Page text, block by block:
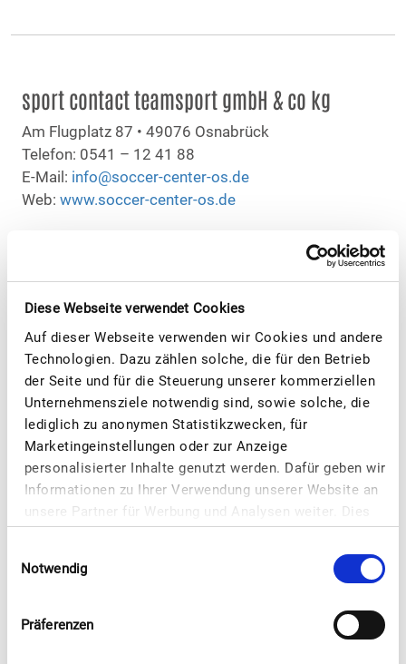
Diese Webseite verwendet Cookies
Auf dieser Webseite verwenden wir Cookies und andere
Technologien. Dazu zählen solche, die für den Betrieb
der Seite und für die Steuerung unserer kommerziellen
Unternehmensziele notwendig sind, sowie solche, die
lediglich zu anonymen Statistikzwecken, für
Marketingeinstellungen oder zur Anzeige
personalisierter Inhalte genutzt werden. Dafür geben wir
Informationen zu Ihrer Verwendung unserer Website an
unsere Partner für Werbung und Analysen weiter. Dies
Nutzungsprofile. Unsere Partner (vergleiche unter
„Details zeigen“) führen diese Informationen
ihnen bereitgestellt haben (bspw. anhand eines
persönlichen Accounts) oder welche sie im Rahmen
Notwendig
Präferenzen
sport contact teamsport gmbH & co kg
Am Flugplatz 87 • 49076 Osnabrück
Telefon: 0541 – 12 41 88
E-Mail: info@soccer-center-os.de
Web: www.soccer-center-os.de
10.00 - 23.00 Uhr
Samstag, Sonntag & Feiertage
10.00 - 20.00 Uhr
weitere Vorteilspartner